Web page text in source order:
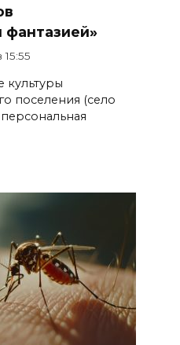
фантазией»
15:55
культуры
поселения (село